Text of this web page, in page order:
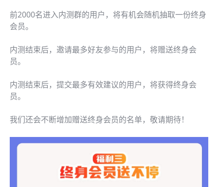
前2000名进入内测群的用户，将有机会随机抽取一份终身
会员。
内测结束后，邀请最多好友参与的用户，将赠送终身会
员。
内测结束后，提交最多有效建议的用户，将获得终身会
员。
我们还会不断增加赠送终身会员的名单，敬请期待！